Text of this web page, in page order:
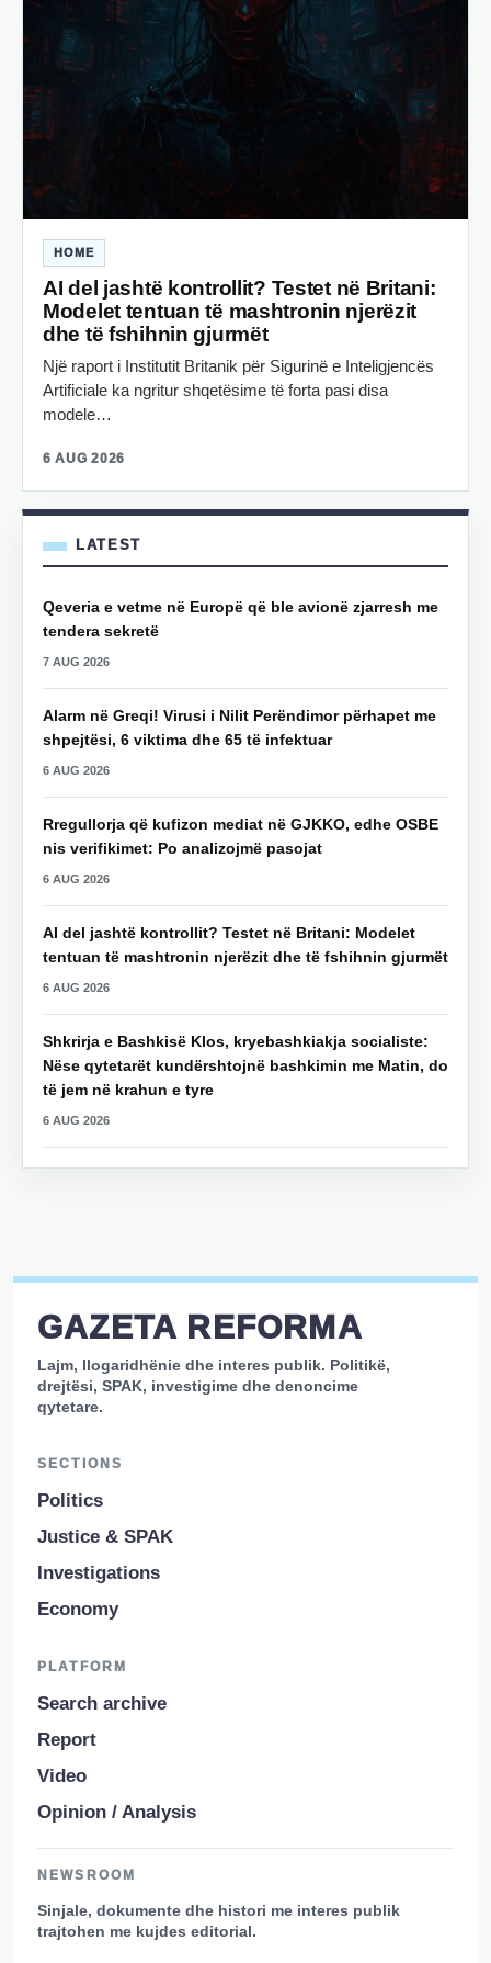
HOME
AI del jashtë kontrollit? Testet në Britani:
Modelet tentuan të mashtronin njerëzit
dhe të fshihnin gjurmët
Një raport i Institutit Britanik për Sigurinë e Inteligjencës
Artificiale ka ngritur shqetësime të forta pasi disa
modele…
6 AUG 2026
LATEST
Qeveria e vetme në Europë që ble avionë zjarresh me
tendera sekretë
7 AUG 2026
Alarm në Greqi! Virusi i Nilit Perëndimor përhapet me
shpejtësi, 6 viktima dhe 65 të infektuar
6 AUG 2026
Rregullorja që kufizon mediat në GJKKO, edhe OSBE
nis verifikimet: Po analizojmë pasojat
6 AUG 2026
AI del jashtë kontrollit? Testet në Britani: Modelet
tentuan të mashtronin njerëzit dhe të fshihnin gjurmët
6 AUG 2026
Shkrirja e Bashkisë Klos, kryebashkiakja socialiste:
Nëse qytetarët kundërshtojnë bashkimin me Matin, do
të jem në krahun e tyre
6 AUG 2026
GAZETA REFORMA
Lajm, llogaridhënie dhe interes publik. Politikë,
drejtësi, SPAK, investigime dhe denoncime
qytetare.
SECTIONS
Politics
Justice & SPAK
Investigations
Economy
PLATFORM
Search archive
Report
Video
Opinion / Analysis
NEWSROOM
Sinjale, dokumente dhe histori me interes publik
trajtohen me kujdes editorial.